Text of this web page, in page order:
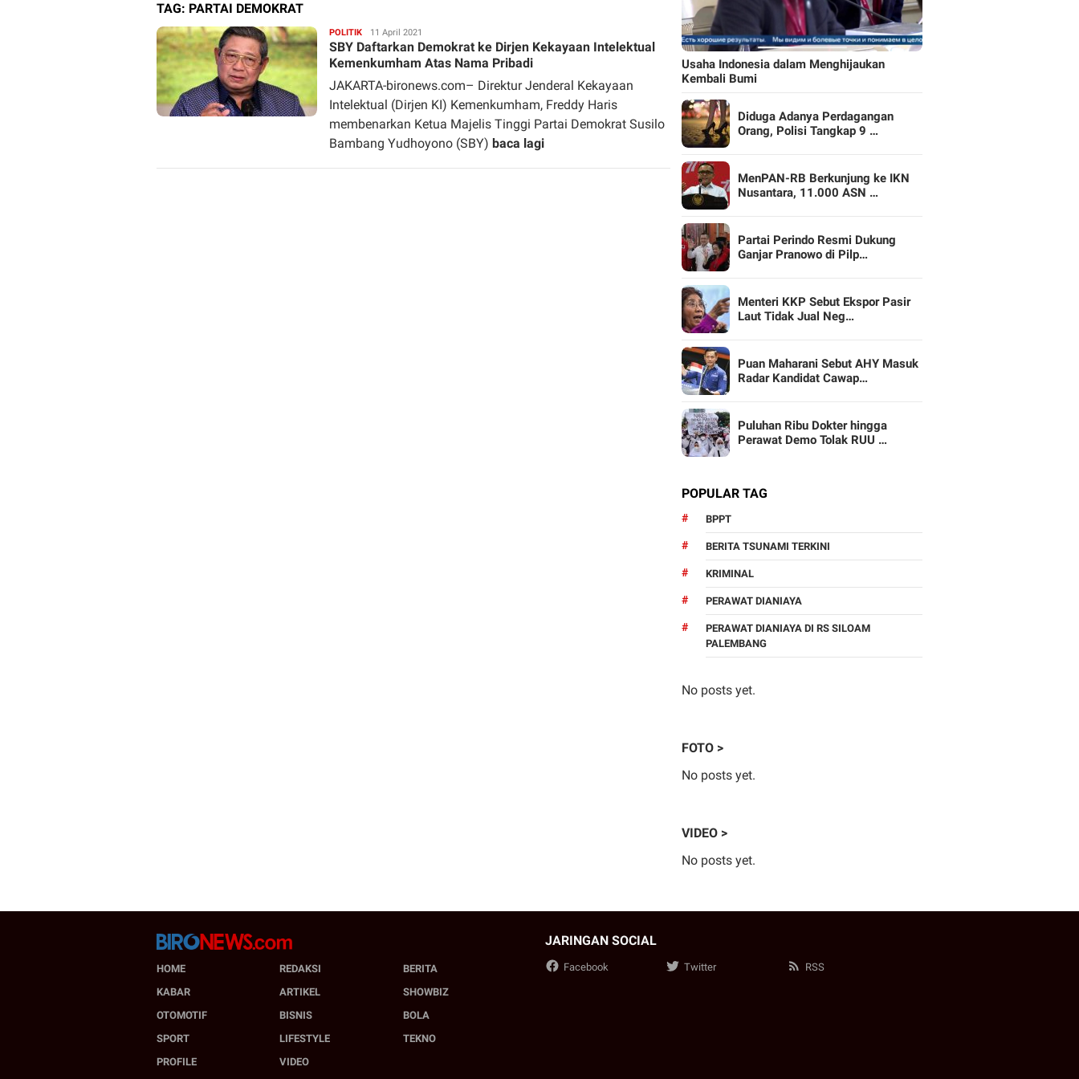
TAG: PARTAI DEMOKRAT
POLITIK Redaksi
11 April 2021
SBY Daftarkan Demokrat ke Dirjen Kekayaan Intelektual
Kemenkumham Atas Nama Pribadi
JAKARTA-bironews.com– Direktur Jenderal Kekayaan
Intelektual (Dirjen KI) Kemenkumham, Freddy Haris
membenarkan Ketua Majelis Tinggi Partai Demokrat Susilo
Bambang Yudhoyono (SBY) baca lagi
Usaha Indonesia dalam Menghijaukan
Kembali Bumi
Diduga Adanya Perdagangan
Orang, Polisi Tangkap 9 …
MenPAN-RB Berkunjung ke IKN
Nusantara, 11.000 ASN …
Partai Perindo Resmi Dukung
Ganjar Pranowo di Pilp…
Menteri KKP Sebut Ekspor Pasir
Laut Tidak Jual Neg…
Puan Maharani Sebut AHY Masuk
Radar Kandidat Cawap…
Puluhan Ribu Dokter hingga
Perawat Demo Tolak RUU …
POPULAR TAG
BPPT
BERITA TSUNAMI TERKINI
KRIMINAL
PERAWAT DIANIAYA
PERAWAT DIANIAYA DI RS SILOAM
PALEMBANG
No posts yet.
FOTO >
No posts yet.
VIDEO >
No posts yet.
HOME REDAKSI
BERITA
KABAR
ARTIKEL
SHOWBIZ
OTOMOTIF
BISNIS
BOLA
SPORT
LIFESTYLE
TEKNO
PROFILE
VIDEO
JARINGAN SOCIAL
Facebook Twitter RSS